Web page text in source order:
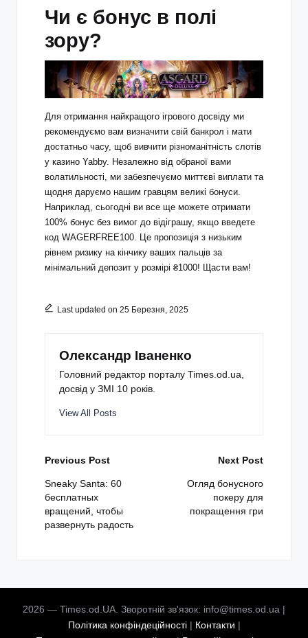
Чи є бонус в полі
зору?
Для отримання найкращого ігрового досвіду ми
рекомендуємо вам визначити свій банкрол і мати
достатньо часу, щоб вивчити різноманітність слотів
у казино Yabby. Незалежно від обраної вами
волатильності, ми забезпечуємо миттєві виплати та
щодня даруємо нашим гравцям великі бонуси.
Наприклад, сьогодні ви все ще можете отримати
100% бонус без вимог до відіграшу, якщо введете
код WAGERFREE100. Це пропозиція з низьким
рівнем ризику на кінчику ваших пальців за
мінімальний депозит у розмірі ₴1000! Щасти вам!
Last updated on 25 Березня, 2025
Олександр Іваненко
Головний редактор порталу Times.od.ua,
досвід у ЗМІ 10 років.
View All Posts
Post
navigation
Previous Post
Sneaky Santa: 60
бесплатных
вращений, чтобы
развернуть радость
Next Post
Огляд бонусного
покеру для
покращення гри
2026 — Times.od.UA. Зворотній зв'язок: info@times.od.ua |
Політика конфіндеційності| Контакти